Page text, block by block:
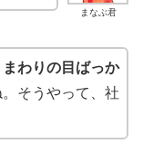
まなぶ君
わりの目ばっか
そうやって、社